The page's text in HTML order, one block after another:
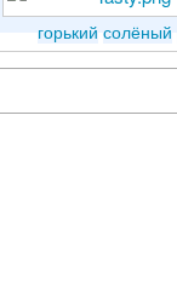
горький солёный